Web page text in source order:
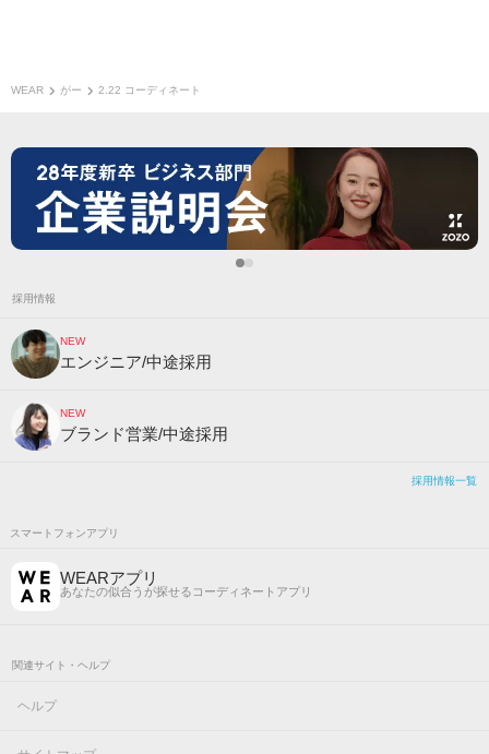
WEAR がー 2.22 コーディネート
採用情報
NEW
エンジニア/中途採用
NEW
ブランド営業/中途採用
採用情報一覧
スマートフォンアプリ
WEARアプリ
あなたの似合うが探せるコーディネートアプリ
関連サイト・ヘルプ
ヘルプ